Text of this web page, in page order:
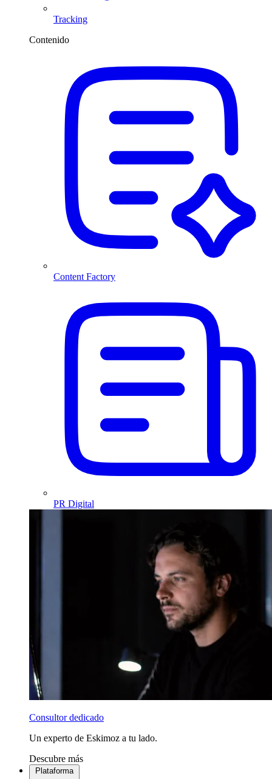
Tracking
Contenido
Content Factory
PR Digital
Consultor dedicado
Un experto de Eskimoz a tu lado.
Descubre más
Plataforma